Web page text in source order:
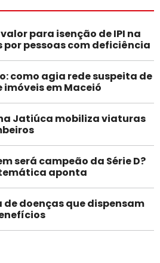
para isenção de IPI na
por pessoas com deficiência
como agia rede suspeita de
em Maceió
Jatiúca mobiliza viaturas
será campeão da Série D?
aponta
de doenças que dispensam